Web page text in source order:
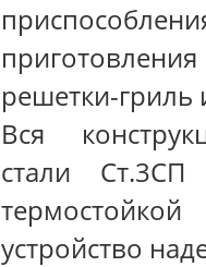
решетки-гриль
Вся
стали
устройство